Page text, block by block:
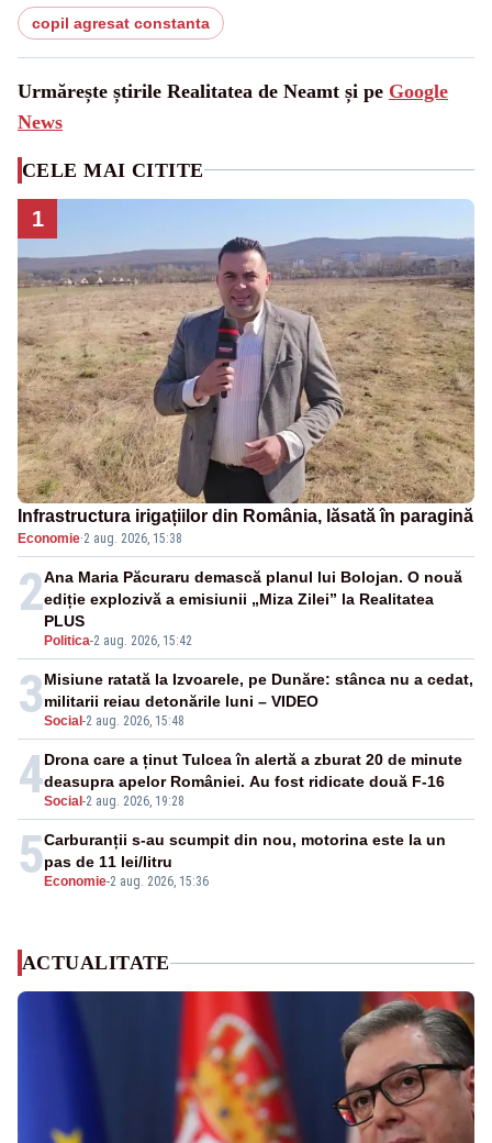
copil agresat constanta
Urmărește știrile Realitatea de Neamt și pe Google
News
CELE MAI CITITE
1
Infrastructura irigațiilor din România, lăsată în paragină
Economie·2 aug. 2026, 15:38
2
Politica-2 aug. 2026, 15:42
Ana Maria Păcuraru demască planul lui Bolojan. O nouă
ediție explozivă a emisiunii „Miza Zilei” la Realitatea
PLUS
3Social -2 aug. 2026, 15:48
Misiune ratată la Izvoarele, pe Dunăre: stânca nu a cedat,
militarii reiau detonările luni – VIDEO
4Social -2 aug. 2026, 19:28
Drona care a ținut Tulcea în alertă a zburat 20 de minute
deasupra apelor României. Au fost ridicate două F-16
5 Economie-2 aug. 2026, 15:36
Carburanții s-au scumpit din nou, motorina este la un
pas de 11 lei/litru
ACTUALITATE